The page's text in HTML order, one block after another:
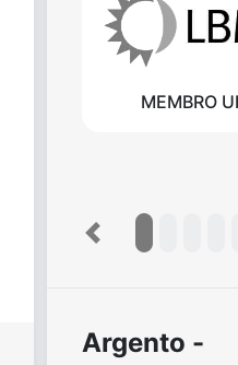
MEMBRO
Previous
Argento -